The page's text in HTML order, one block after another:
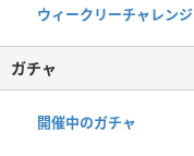
ウィークリーチャレンジ
ガチャ
開催中のガチャ